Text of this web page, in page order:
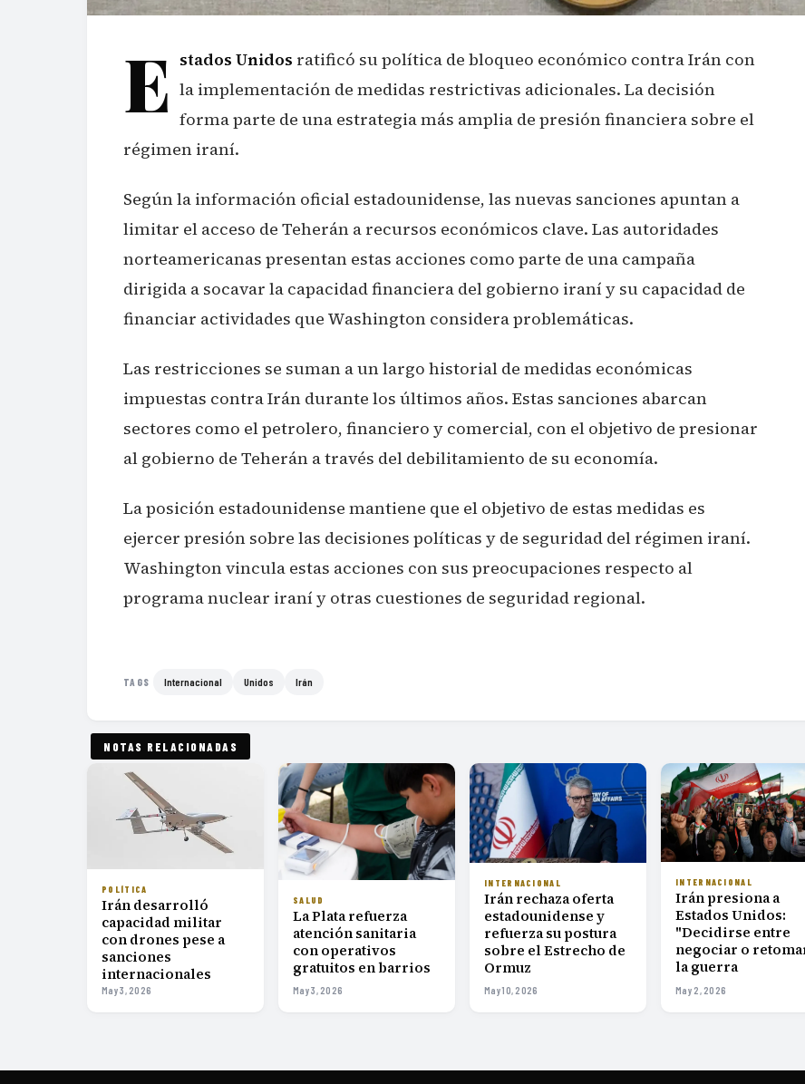
E stados Unidos ratificó su política de bloqueo económico contra Irán con
la implementación de medidas restrictivas adicionales. La decisión
forma parte de una estrategia más amplia de presión financiera sobre el
régimen iraní.
Según la información oficial estadounidense, las nuevas sanciones apuntan a
limitar el acceso de Teherán a recursos económicos clave. Las autoridades
norteamericanas presentan estas acciones como parte de una campaña
dirigida a socavar la capacidad financiera del gobierno iraní y su capacidad de
financiar actividades que Washington considera problemáticas.
Las restricciones se suman a un largo historial de medidas económicas
impuestas contra Irán durante los últimos años. Estas sanciones abarcan
sectores como el petrolero, financiero y comercial, con el objetivo de presionar
al gobierno de Teherán a través del debilitamiento de su economía.
La posición estadounidense mantiene que el objetivo de estas medidas es
ejercer presión sobre las decisiones políticas y de seguridad del régimen iraní.
Washington vincula estas acciones con sus preocupaciones respecto al
programa nuclear iraní y otras cuestiones de seguridad regional.
TAGS Internacional Unidos Irán
NOTAS RELACIONADAS
POLÍTICA
Irán desarrolló
capacidad militar
con drones pese a
sanciones
internacionales
May 3, 2026
SALUD
La Plata refuerza
atención sanitaria
con operativos
gratuitos en barrios
May 3, 2026
INTERNACIONAL
Irán rechaza oferta
estadounidense y
refuerza su postura
sobre el Estrecho de
Ormuz
May 10, 2026
INTERNACIONAL
Irán presiona a
Estados Unidos:
"Decidirse entre
negociar o
la guerra
May 2, 2026